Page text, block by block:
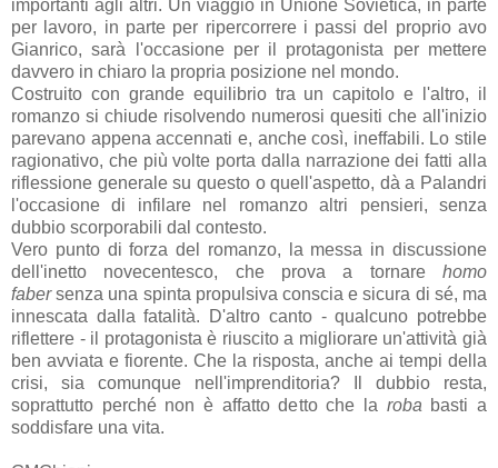
importanti agli altri. Un viaggio in Unione Sovietica, in parte
per lavoro, in parte per ripercorrere i passi del proprio avo
Gianrico, sarà l'occasione per il protagonista per mettere
davvero in chiaro la propria posizione nel mondo.
Costruito con grande equilibrio tra un capitolo e l'altro, il
romanzo si chiude risolvendo numerosi quesiti che all'inizio
parevano appena accennati e, anche così, ineffabili. Lo stile
ragionativo, che più volte porta dalla narrazione dei fatti alla
riflessione generale su questo o quell'aspetto, dà a Palandri
l'occasione di infilare nel romanzo altri pensieri, senza
dubbio scorporabili dal contesto.
Vero punto di forza del romanzo, la messa in discussione
dell'inetto novecentesco, che prova a tornare homo
fabersenza una spinta propulsiva conscia e sicura di sé, ma
innescata dalla fatalità. D'altro canto - qualcuno potrebbe
riflettere - il protagonista è riuscito a migliorare un'attività già
ben avviata e fiorente. Che la risposta, anche ai tempi della
crisi, sia comunque nell'imprenditoria? Il dubbio resta,
soprattutto perché non è affatto detto che la roba basti a
soddisfare una vita.